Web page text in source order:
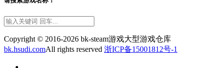
Copyright © 2016-2026 bk-steam游戏大型游戏仓库
bk.hsudi.comAll rights reserved 浙ICP备15001812号-1